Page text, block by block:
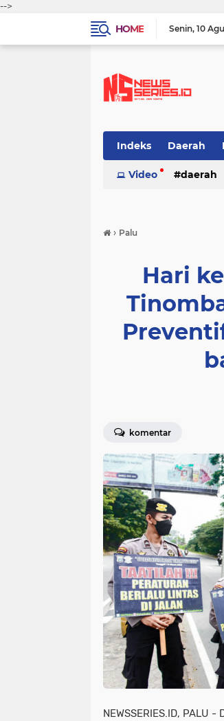
-->
HOME
Senin 10
Indeks Daerah
Video daerah
› Palu
Hari
komentar
NEWSSERIES.ID, PALU